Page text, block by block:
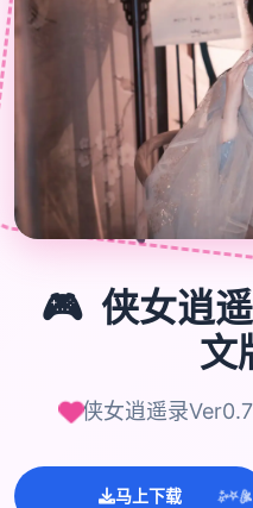
🎮
🎮 侠女逍
文
侠女逍遥录
马上下载 ✨⭐💫